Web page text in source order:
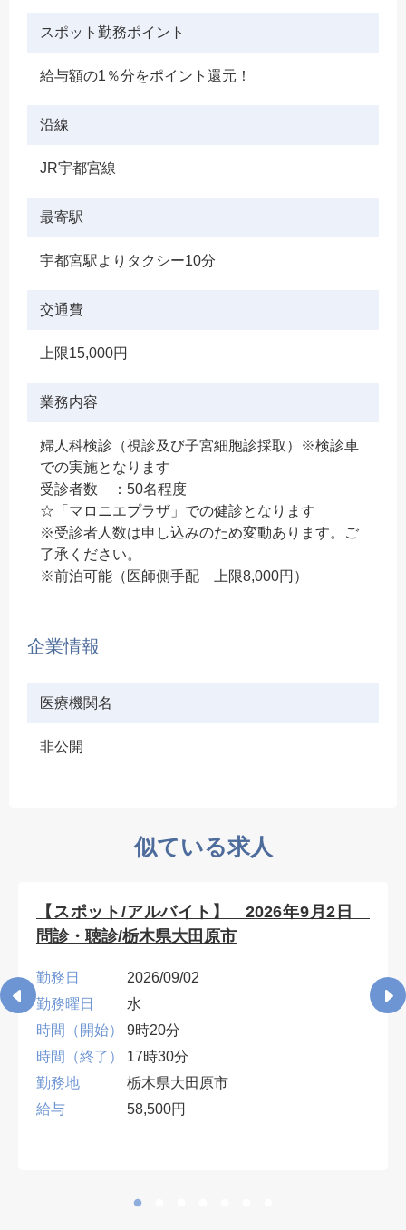
スポット勤務ポイント
給与額の1％分をポイント還元！
沿線
JR宇都宮線
最寄駅
宇都宮駅よりタクシー10分
交通費
上限15,000円
業務内容
婦人科検診（視診及び子宮細胞診採取）※検診車
での実施となります
受診者数 ：50名程度
☆「マロニエプラザ」での健診となります
※受診者人数は申し込みのため変動あります。ご
了承ください。
※前泊可能（医師側手配 上限8,000円）
企業情報
医療機関名
非公開
似ている求人
【スポット/アルバイト】 2026年9月2日
問診・聴診/栃木県大田原市
勤務日
2026/09/02
勤務曜日
水
時間（開始）
9時20分
時間（終了）
17時30分
勤務地
栃木県大田原市
給与
58,500円